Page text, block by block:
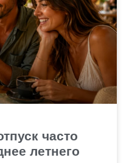
часто
летнего